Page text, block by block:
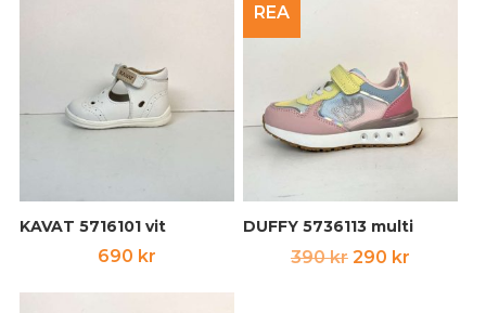
REA
DUFFY 5736113 multi
390kr Det
290 krDet
KAVAT 5716101 vit
690 kr